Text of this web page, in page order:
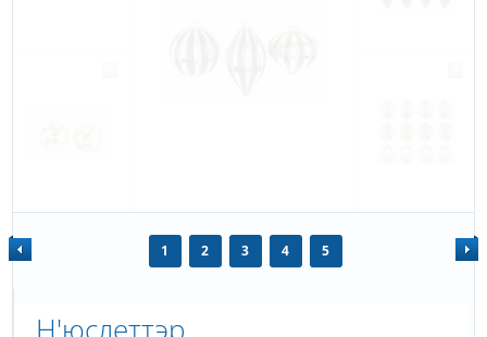
1 2 3 4 5